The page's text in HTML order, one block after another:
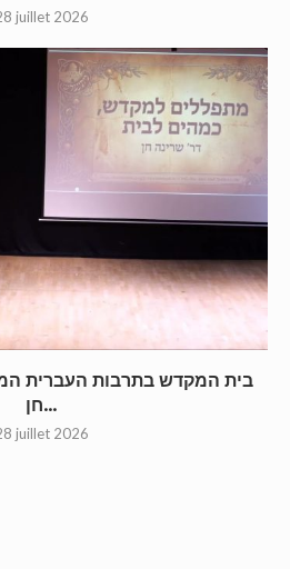
juillet 2026
חן...
juillet 2026